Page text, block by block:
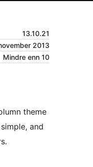
13.10.21
2013
Mindre enn 10
theme
and